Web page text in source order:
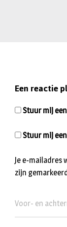
Een reactie
Je e-mailadres
zijn
Stuur mij
Stuur mij